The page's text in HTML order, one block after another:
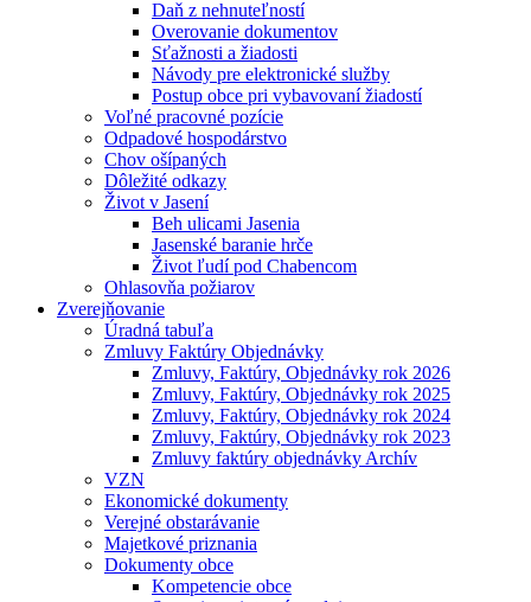
Daň z nehnuteľností
Overovanie dokumentov
Sťažnosti a žiadosti
Návody pre elektronické služby
Postup obce pri vybavovaní žiadostí
Voľné pracovné pozície
Odpadové hospodárstvo
Chov ošípaných
Dôležité odkazy
Život v Jasení
Beh ulicami Jasenia
Jasenské baranie hrče
Život ľudí pod Chabencom
Ohlasovňa požiarov
Zverejňovanie
Úradná tabuľa
Zmluvy Faktúry Objednávky
Zmluvy, Faktúry, Objednávky rok 2026
Zmluvy, Faktúry, Objednávky rok 2025
Zmluvy, Faktúry, Objednávky rok 2024
Zmluvy, Faktúry, Objednávky rok 2023
Zmluvy faktúry objednávky Archív
VZN
Ekonomické dokumenty
Verejné obstarávanie
Majetkové priznania
Dokumenty obce
Kompetencie obce